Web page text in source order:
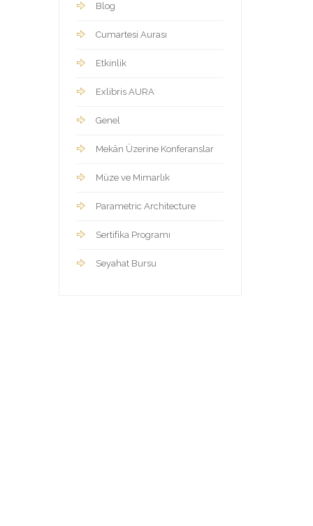
Blog
Cumartesi Aurası
Etkinlik
Exlibris AURA
Genel
Mekân Üzerine Konferanslar
Müze ve Mimarlık
Parametric Architecture
Sertifika Programı
Seyahat Bursu